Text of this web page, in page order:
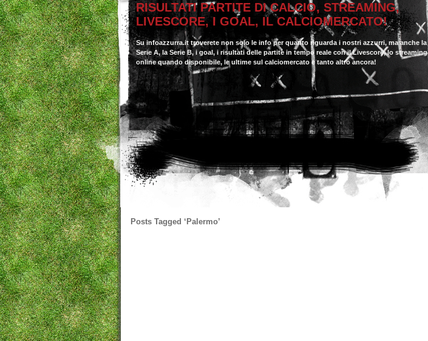
RISULTATI PARTITE DI CALCIO, STREAMING,
LIVESCORE, I GOAL, IL CALCIOMERCATO!
Su infoazzurra.it troverete non solo le info per quanto riguarda i nostri azzurri, ma anche la
Serie A, la Serie B, i goal, i risultati delle partite in tempo reale con il Livescore, lo streaming
online quando disponibile, le ultime sul calciomercato e tanto altro ancora!
Posts Tagged ‘Palermo’